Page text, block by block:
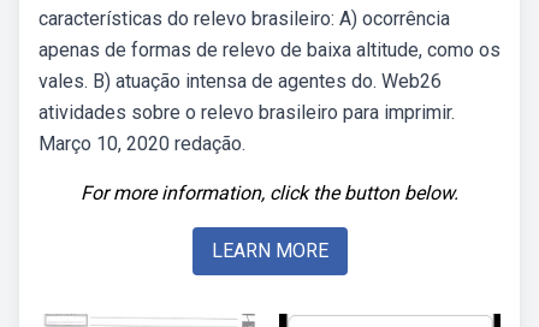
características do relevo brasileiro: A) ocorrência
apenas de formas de relevo de baixa altitude, como os
vales. B) atuação intensa de agentes do. Web26
atividades sobre o relevo brasileiro para imprimir.
Março 10, 2020 redação.
For more information, click the button below.
LEARN MORE